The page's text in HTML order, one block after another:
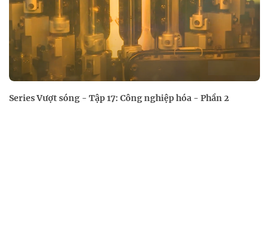
Series Vượt sóng - Tập 17: Công nghiệp hóa - Phần 2